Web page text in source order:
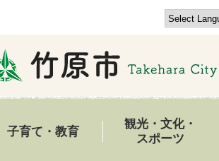
子育て・教育
観光・文化・
スポーツ